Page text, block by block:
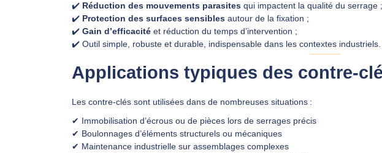
✔️ Réduction des mouvements parasites qui impactent la qualité du serrage ;
✔️ Protection des surfaces sensibles autour de la fixation ;
✔️ Gain d’efficacité et réduction du temps d’intervention ;
✔️ Outil simple, robuste et durable, indispensable dans les contextes industriels.
Applications typiques des
Les contre‑clés sont utilisées dans de nombreuses situations :
✔ Immobilisation d’écrous ou de pièces lors de serrages précis
✔ Boulonnages d’éléments structurels ou mécaniques
✔ Maintenance industrielle sur assemblages complexes